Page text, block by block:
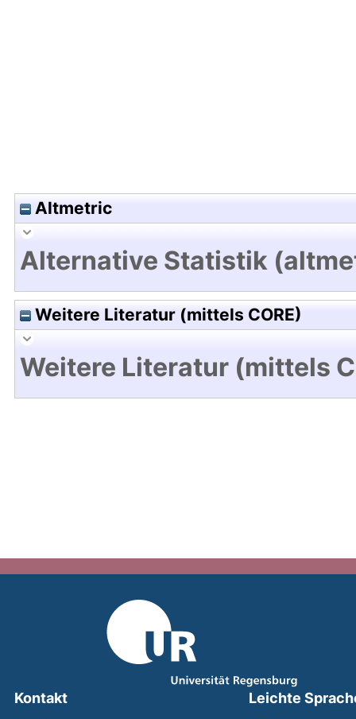
Altmetric
Alternative Statistik
Weitere Literatur (mittels CORE)
Weitere Literatur (mittels
Kontakt
Leichte